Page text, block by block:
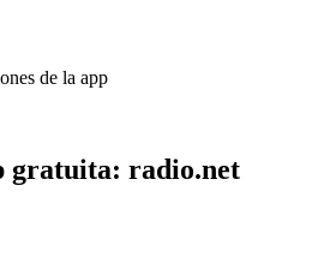
de la app
gratuita: radio.net